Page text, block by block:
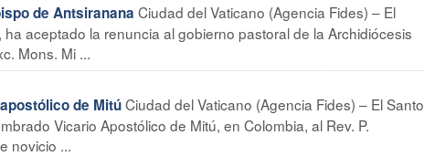
de Antsiranana Ciudad del Vaticano (Agencia Fides) – El
aceptado la renuncia al gobierno pastoral de la Archidiócesis
Mons. Mi ...
de MitúCiudad del Vaticano (Agencia Fides) – El Santo
Vicario Apostólico de Mitú, en Colombia, al Rev. P.
novicio ...